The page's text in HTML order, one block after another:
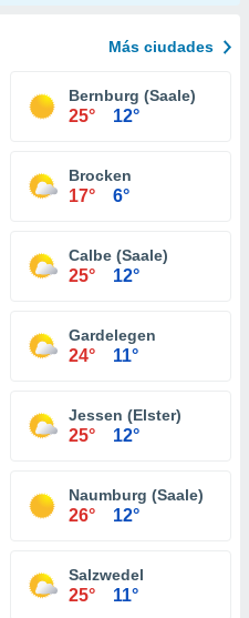
Más ciudades
Bernburg (Saale)
25° 12°
Brocken
17° 6°
Calbe (Saale)
25° 12°
Gardelegen
24° 11°
Jessen (Elster)
25° 12°
Naumburg (Saale)
26° 12°
Salzwedel
25° 11°